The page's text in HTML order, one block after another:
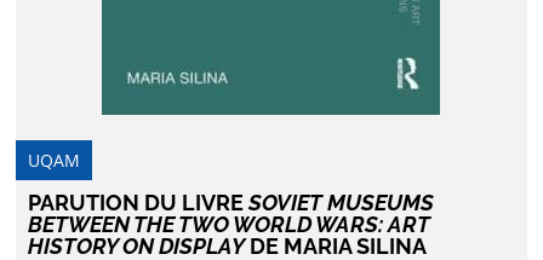
UQAM
PARUTION DU LIVRESOVIET MUSEUMS
BETWEEN THE TWO WORLD WARS: ART
HISTORY ON DISPLAYDE MARIA SILINA